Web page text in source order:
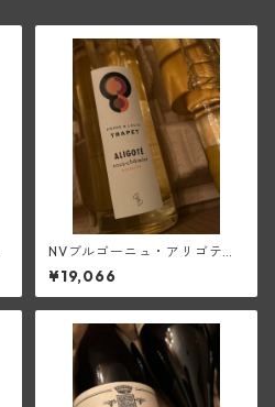
NVブルゴーニュ・アリゴテ・
スー・シャトレ・パスリエ【3
75ml／白甘口】(ピエール・
エ・ルイ・トラペ)
¥19,066